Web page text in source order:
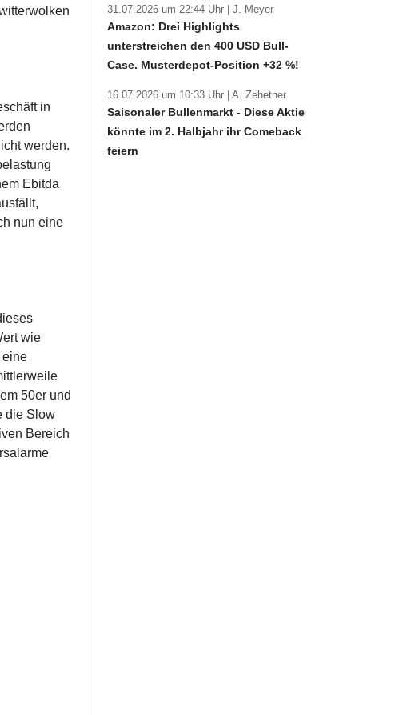
in
werden.
Ebitda
nun eine
wie
eine
50er und
die Slow
Bereich
31.07.2026 um 22:44 Uhr | J. Meyer
Amazon: Drei Highlights
unterstreichen den 400 USD Bull-
Case. Musterdepot-Position +32 %!
16.07.2026 um 10:33 Uhr | A. Zehetner
Saisonaler Bullenmarkt - Diese Aktie
könnte im 2. Halbjahr ihr Comeback
feiern